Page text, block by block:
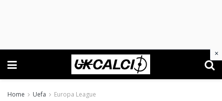
Home Uefa Europa League
×